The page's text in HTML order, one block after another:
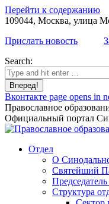
Перейти к содержанию
109044, Москва, улица
Прислать новость
Search:
Вконтакте page opens in
Православное
Официальный портал
Отдел
О
Святейший
Председатель
Структура